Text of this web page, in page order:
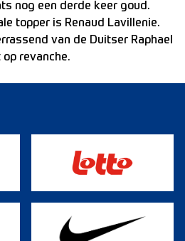
nog een derde keer goud.
topper is Renaud Lavillenie.
van de Duitser Raphael
revanche.